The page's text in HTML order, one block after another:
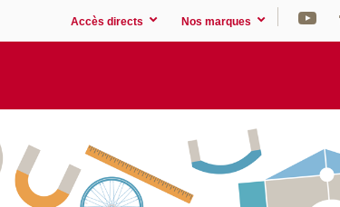
Accès directs Nos marques